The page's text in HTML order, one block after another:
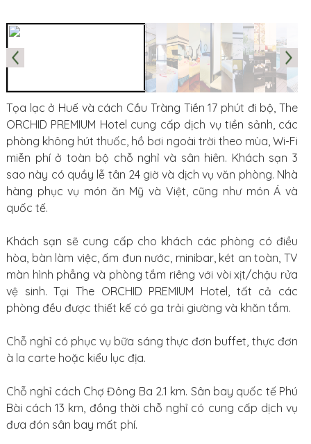
Tọa lạc ở Huế và cách Cầu Tràng Tiền 17 phút đi bộ, The
ORCHID PREMIUM Hotel cung cấp dịch vụ tiền sảnh, các
phòng không hút thuốc, hồ bơi ngoài trời theo mùa, Wi-Fi
miễn phí ở toàn bộ chỗ nghỉ và sân hiên. Khách sạn 3
sao này có quầy lễ tân 24 giờ và dịch vụ văn phòng. Nhà
hàng phục vụ món ăn Mỹ và Việt, cũng như món Á và
quốc tế.
Khách sạn sẽ cung cấp cho khách các phòng có điều
hòa, bàn làm việc, ấm đun nước, minibar, két an toàn, TV
màn hình phẳng và phòng tắm riêng với vòi xịt/chậu rửa
vệ sinh. Tại The ORCHID PREMIUM Hotel, tất cả các
phòng đều được thiết kế có ga trải giường và khăn tắm.
Chỗ nghỉ có phục vụ bữa sáng thực đơn buffet, thực đơn
à la carte hoặc kiểu lục địa.
Chỗ nghỉ cách Chợ Đông Ba 2.1 km. Sân bay quốc tế Phú
Bài cách 13 km, đồng thời chỗ nghỉ có cung cấp dịch vụ
đưa đón sân bay mất phí.